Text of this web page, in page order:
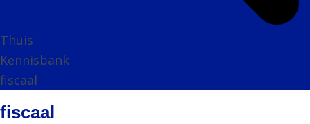
Thuis
Kennisbank
fiscaal
fiscaal